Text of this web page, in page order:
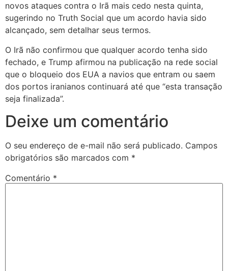
novos ataques contra o Irã mais cedo nesta quinta,
sugerindo no Truth Social que um acordo havia sido
alcançado, sem detalhar seus termos.
O Irã não confirmou que qualquer acordo tenha sido
fechado, e Trump afirmou na publicação na rede social
que o bloqueio dos EUA a navios que entram ou saem
dos portos iranianos continuará até que “esta transação
seja finalizada”.
Deixe um comentário
O seu endereço de e-mail não será publicado. Campos
obrigatórios são marcados com *
Comentário *